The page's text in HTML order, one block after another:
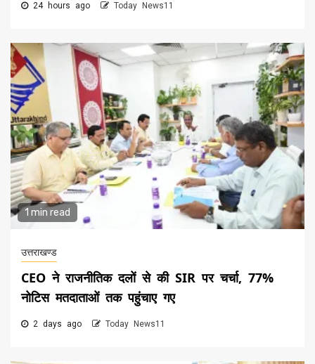
24 hours ago Today News11
1 min read
उत्तराखण्ड
CEO ने राजनीतिक दलों से की SIR पर चर्चा, 77%
नोटिस मतदाताओं तक पहुंचाए गए
2 days ago Today News11